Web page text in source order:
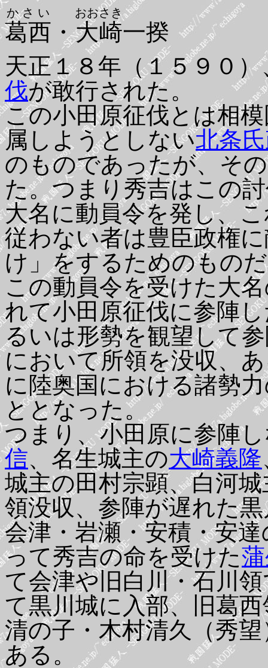
葛西
かさい
・大崎
おおさき
一揆
天正１８年（１５９０）
伐が敢行された。
この小田原征伐とは相
属しようとしない北条
のものであったが、そ
た。つまり秀吉はこの
大名に動員令を発し、
従わない者は豊臣政権
け」をするためのもの
この動員令を受けた大
れて小田原征伐に参陣
るいは形勢を観望して
において所領を没収、
に陸奥国における諸勢
ととなった。
つまり、小田原に参陣
信、名生城主の大崎義隆
城主の田村宗顕、白河
領没収、参陣が遅れた
会津・岩瀬・安積・安
って秀吉の命を受けた
て会津や旧白川・石川
て黒川城に入部、旧葛
清の子・木村清久（秀
ある。